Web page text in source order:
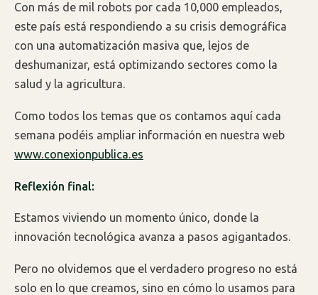
Con más de mil robots por cada 10,000 empleados,
este país está respondiendo a su crisis demográfica
con una automatización masiva que, lejos de
deshumanizar, está optimizando sectores como la
salud y la agricultura.
Como todos los temas que os contamos aquí cada
semana podéis ampliar información en nuestra web
www.conexionpublica.es
Reflexión final:
Estamos viviendo un momento único, donde la
innovación tecnológica avanza a pasos agigantados.
Pero no olvidemos que el verdadero progreso no está
solo en lo que creamos, sino en cómo lo usamos para